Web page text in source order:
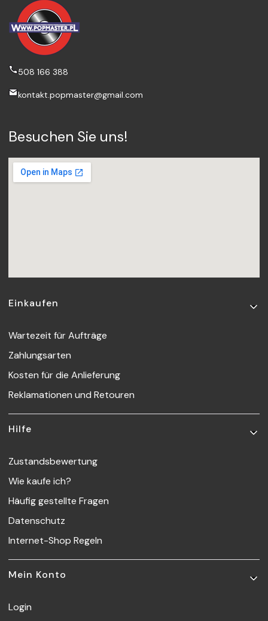
508 166 388
kontakt.popmaster@gmail.com
Besuchen Sie uns!
Fußzeilenmenü
Einkaufen
Wartezeit für Aufträge
Zahlungsarten
Kosten für die Anlieferung
Reklamationen und Retouren
Hilfe
Zustandsbewertung
Wie kaufe ich?
Häufig gestellte Fragen
Datenschutz
Internet-Shop Regeln
Mein Konto
Login